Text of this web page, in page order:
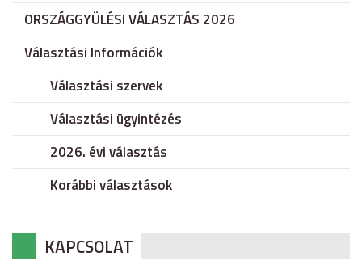
ORSZÁGGYÜLÉSI VÁLASZTÁS 2026
Választási Információk
Választási szervek
Választási ügyintézés
2026. évi választás
Korábbi választások
KAPCSOLAT